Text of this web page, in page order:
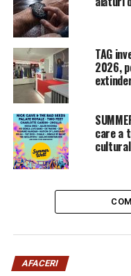
Este foarte posibil ca
rechemarea lui Maior,
dovedit a fi întemeiate.
ARTICOLE PE ACEIASI
JOCURILE sunt
JUNKER | Sibiul de AZI
NU RATATI
motivul REAL pentru
primul tur la US Open
TAG
2026,
care a
AFACERI